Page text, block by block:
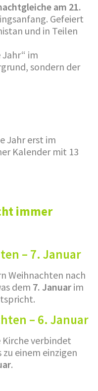
am 21.
Gefeiert
und in Teilen
im
sondern der
Jahr erst im
Kalender mit 13
immer
– 7. Januar
Weihnachten nach
dem 7. Januarim
– 6. Januar
Kirche verbindet
einem einzigen
.